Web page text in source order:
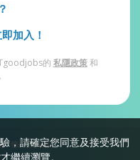
，請確定您同意及接受我們
才繼續瀏覽。
加入！
的 私隱政策和
條款及細則